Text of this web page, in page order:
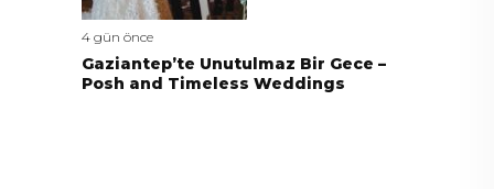
4 gün önce
Gaziantep’te Unutulmaz Bir Gece –
Posh and Timeless Weddings